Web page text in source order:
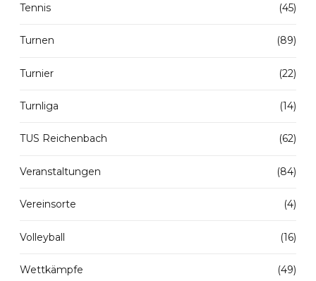
Tennis (45)
Turnen (89)
Turnier (22)
Turnliga (14)
TUS Reichenbach (62)
Veranstaltungen (84)
Vereinsorte (4)
Volleyball (16)
Wettkämpfe (49)